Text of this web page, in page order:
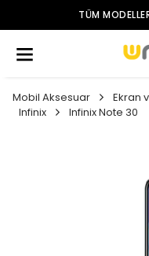
TÜM
Mobil Aksesuar Ekran
Infinix
Infinix Note 30